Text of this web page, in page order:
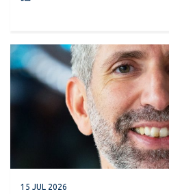
15 JUL 2026